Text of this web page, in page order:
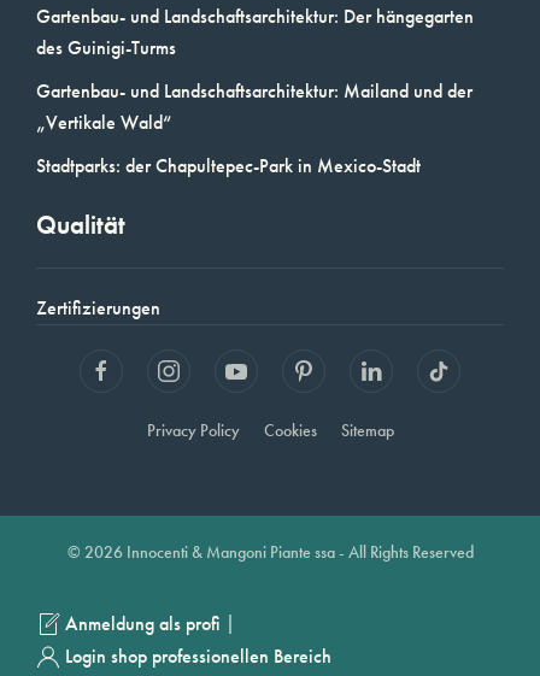
Gartenbau- und Landschaftsarchitektur: Der hängegarten
des Guinigi-Turms
Gartenbau- und Landschaftsarchitektur: Mailand und der
„Vertikale Wald“
Stadtparks: der Chapultepec-Park in Mexico-Stadt
Qualität
Zertifizierungen
Privacy Policy Cookies Sitemap
© 2026 Innocenti & Mangoni Piante ssa - All Rights Reserved
Anmeldung als profi |
Login shop professionellen Bereich